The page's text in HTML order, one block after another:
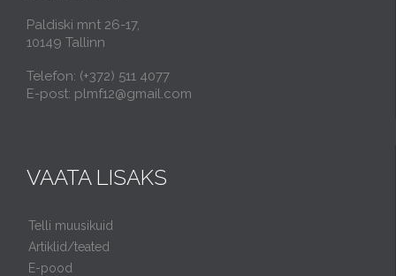
Paldiski mnt 26-17,
10149 Tallinn
Telefon: (+372) 511 4077
E-post: plmf12@gmail.com
VAATA LISAKS
Telli muusikuid
Artiklid/teated
E-pood